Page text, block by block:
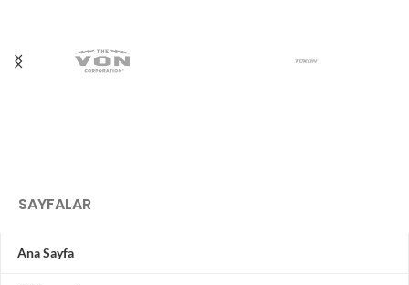
SAYFALAR
Ana Sayfa